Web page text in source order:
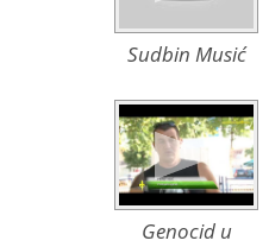
Sudbin Musić
Genocid u